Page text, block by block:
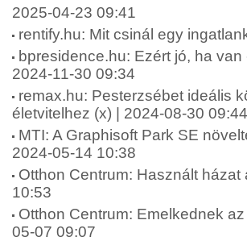
2025-04-23 09:41
rentify.hu: Mit csinál egy
bpresidence.hu: Ezért jó, ha
2024-11-30 09:34
remax.hu: Pesterzsébet ideális
életvitelhez (x) | 2024-08-30 09:44
MTI: A Graphisoft Park SE
2024-05-14 10:38
Otthon Centrum: Használt
10:53
Otthon Centrum: Emelkednek
05-07 09:07